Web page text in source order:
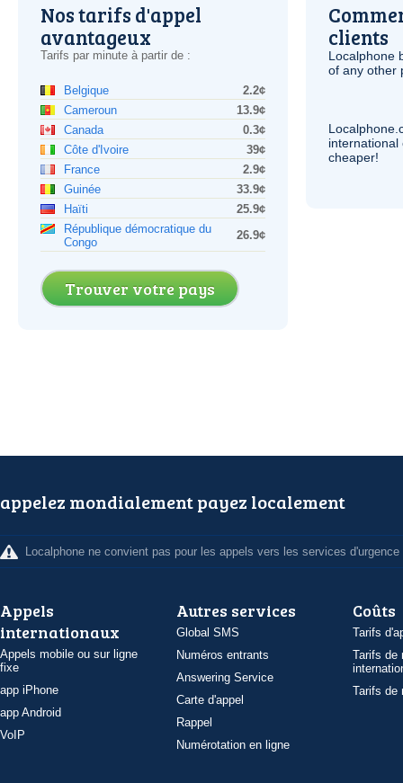
Nos tarifs d'appel
avantageux
Tarifs par minute à partir de :
Belgique
2.2¢
Cameroun
13.9¢
Canada
0.3¢
Côte d'Ivoire
39¢
France
2.9¢
Guinée
33.9¢
Haïti
25.9¢
République démocratique du
Congo
26.9¢
Trouver votre pays
clients
Localphone
of any other
international
cheaper!
appelez mondialement payez localement
Localphone ne convient pas pour les appels vers les services d'urgence
Appels
internationaux
Appels mobile ou sur ligne
fixe
app iPhone
app Android
VoIP
Autres services
Global SMS
Numéros entrants
Answering Service
Carte d'appel
Rappel
Numérotation en ligne
Coûts
Tarifs
Tarifs de
Tarifs de